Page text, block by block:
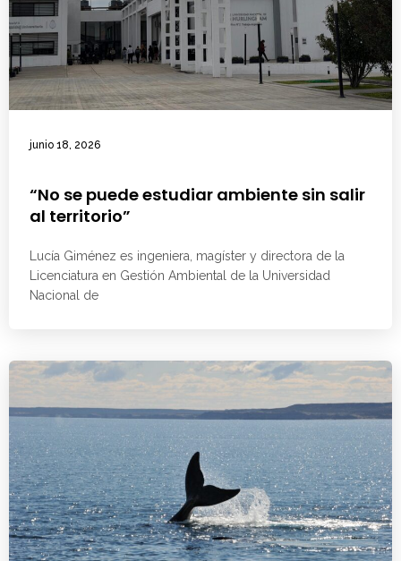
junio 18, 2026
“No se puede estudiar ambiente sin salir
al territorio”
Lucía Giménez es ingeniera, magíster y directora de la
Licenciatura en Gestión Ambiental de la Universidad
Nacional de